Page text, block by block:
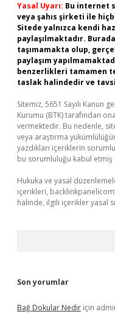
Yasal Uyarı: Bu internet
veya şahıs şirketi ile
Sitede yalnızca kendi
paylaşılmaktadır.
taşımamakta olup,
paylaşım
benzerlikleri tamamen
taslak halindedir ve
Sitemiz, 5651 Sayılı Kanun
Kurumu (BTK) tarafından
vermektedir. Bu nedenle,
veya araştırma
yazdıkları içeriklerin
bu sorumluluğu kabul etmiş
Hukuka ve yasal
içerikleri,
halinde, ilgili içerikler yasal
Son yorumlar
Bağ Dokular Nedir için